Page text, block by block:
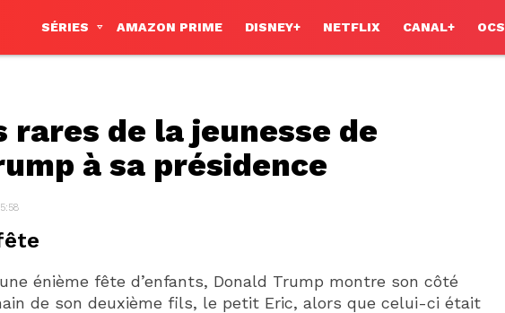
SÉRIES AMAZON PRIME DISNEY+ NETFLIX CANAL+ OCS
rares de la jeunesse de
à sa présidence
énième fête d’enfants, Donald Trump montre son côté
de son deuxième fils, le petit Eric, alors que celui-ci était